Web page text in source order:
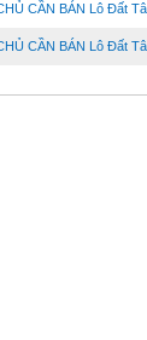
CẦN BÁN Lô Đất
CẦN BÁN Lô Đất